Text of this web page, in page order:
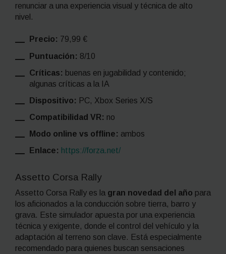
renunciar a una experiencia visual y técnica de alto
nivel.
Precio: 79,99 €
Puntuación: 8/10
Críticas: buenas en jugabilidad y contenido;
algunas críticas a la IA
Dispositivo: PC, Xbox Series X/S
Compatibilidad VR: no
Modo online vs offline: ambos
Enlace: https://forza.net/
Assetto Corsa Rally
Assetto Corsa Rally es la gran novedad del año para
los aficionados a la conducción sobre tierra, barro y
grava. Este simulador apuesta por una experiencia
técnica y exigente, donde el control del vehículo y la
adaptación al terreno son clave. Está especialmente
recomendado para quienes buscan sensaciones